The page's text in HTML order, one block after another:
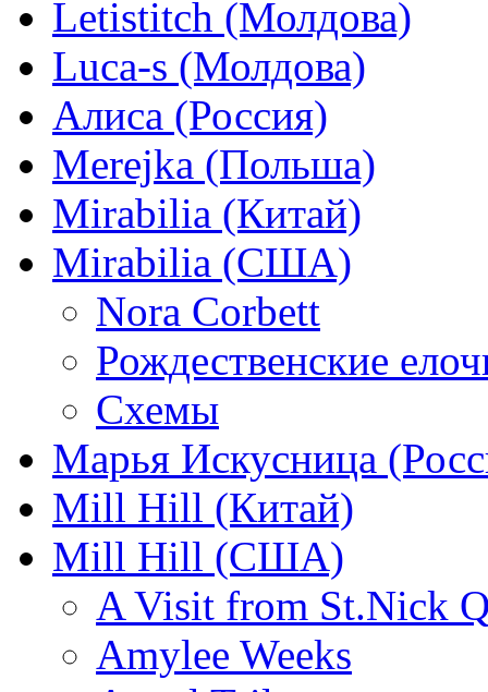
Letistitch (Молдова)
Luca-s (Молдова)
Алиса (Россия)
Merejka (Польша)
Mirabilia (Китай)
Mirabilia (США)
Nora Corbett
Рождественские
Схемы
Марья Искусница
Mill Hill (Китай)
Mill Hill (США)
A Visit from St.Nick
Amylee Weeks